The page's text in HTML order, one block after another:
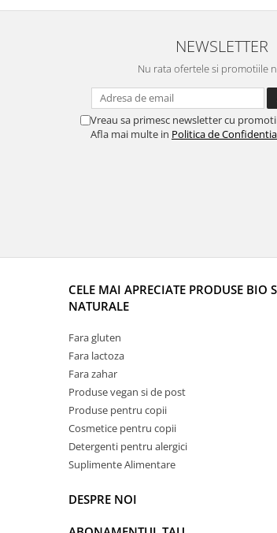
NEWSLETTER
Nu rata ofertele si promotiile
Vreau sa primesc newsletter cu
Afla mai multe in Politica de
CELE MAI APRECIATE PRODUSE BIO
NATURALE
Fara gluten
Fara lactoza
Fara zahar
Produse vegan si de post
Produse pentru copii
Cosmetice pentru copii
Detergenti pentru alergici
Suplimente Alimentare
DESPRE NOI